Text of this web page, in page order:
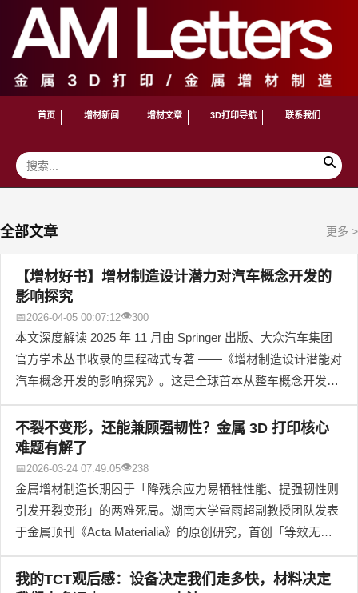
首页 增材新闻 增材文章 3D打印导航 联系我们
全部文章 更多 >
【增材好书】增材制造设计潜力对汽车概念开发的
影响探究
📅2026-04-05 00:07:12👁300
本文深度解读 2025 年 11 月由 Springer 出版、大众汽车集团
官方学术丛书收录的里程碑式专著 ——《增材制造设计潜能对
汽车概念开发的影响探究》。这是全球首本从整车概念开发顶
层维度，系统性打通 DfAM 与汽车正向研发全流程的权威著
作，破解了汽车增材制造长期困于零件级单点优化的行业核心
瓶颈，完整呈现了从整车架构重构到工程落地的全链条方法
论，是汽车与增材制造领域从业者、研发人员与管理者的必读
专业参考。
不裂不变形，还能兼顾强韧性？金属 3D 打印核心
难题有解了
📅2026-03-24 07:49:05👁238
金属增材制造长期困于「降残余应力易牺牲性能、提强韧性则
引发开裂变形」的两难死局。湖南大学雷雨超副教授团队发表
于金属顶刊《Acta Materialia》的原创研究，首创「等效无限
冷却时间间隔」核心概念与 RS 真实点熔策略，首次打破应力
- 应变正相关铁律，在保障熔池稳定与成形质量的前提下，同
我的TCT观后感：设备决定我们走多快，材料决定